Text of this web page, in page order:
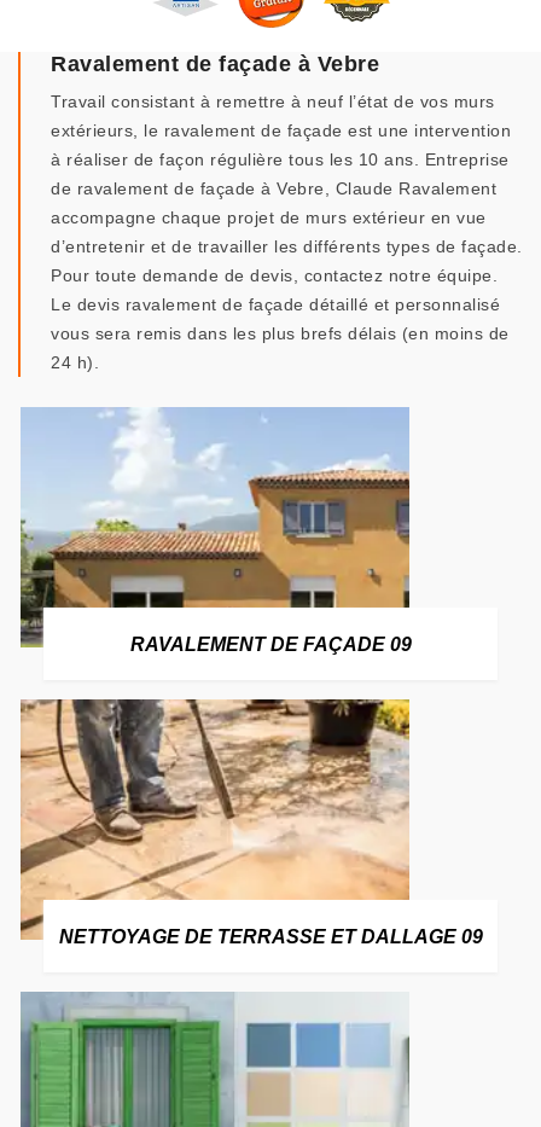
Ravalement de façade à Vebre
Travail consistant à remettre à neuf l’état de vos murs
extérieurs, le ravalement de façade est une intervention
à réaliser de façon régulière tous les 10 ans. Entreprise
de ravalement de façade à Vebre, Claude Ravalement
accompagne chaque projet de murs extérieur en vue
d’entretenir et de travailler les différents types de façade.
Pour toute demande de devis, contactez notre équipe.
Le devis ravalement de façade détaillé et personnalisé
vous sera remis dans les plus brefs délais (en moins de
24 h).
RAVALEMENT DE FAÇADE 09
NETTOYAGE DE TERRASSE ET DALLAGE 09